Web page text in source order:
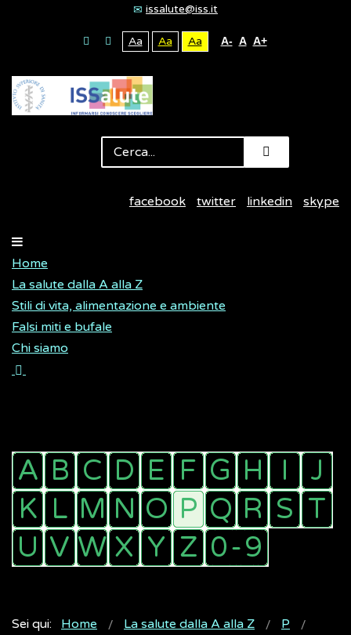
issalute@iss.it
Aa Aa Aa A- A A+
facebook twitter linkedin skype
Home
La salute dalla A alla Z
Stili di vita, alimentazione e ambiente
Falsi miti e bufale
Chi siamo
Sei qui: Home La salute dalla A alla Z
P